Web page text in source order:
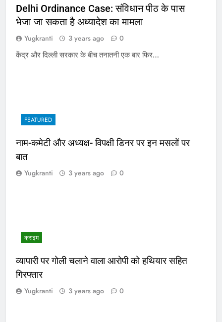
Delhi Ordinance Case: संविधान पीठ के पास
भेजा जा सकता है अध्यादेश का मामला
Yugkranti 3 years ago 0
केंद्र और दिल्ली सरकार के बीच तनातनी एक बार फिर…
FEATURED
नाम-कमेटी और अध्यक्ष- विपक्षी डिनर पर इन मसलों पर
बात
Yugkranti 3 years ago 0
क्राइम
व्यापारी पर गोली चलाने वाला आरोपी को हथियार सहित
गिरफ्तार
Yugkranti 3 years ago 0